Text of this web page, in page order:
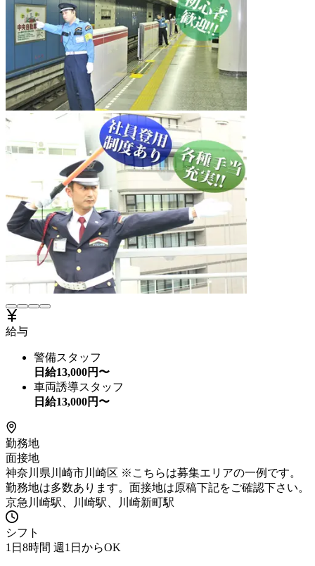
給与
警備スタッフ
日給13,000円〜
車両誘導スタッフ
日給13,000円〜
勤務地
面接地
神奈川県川崎市川崎区 ※こちらは募集エリアの一例です。
勤務地は多数あります。面接地は原稿下記をご確認下さい。
京急川崎駅、川崎駅、川崎新町駅
シフト
1日8時間 週1日からOK